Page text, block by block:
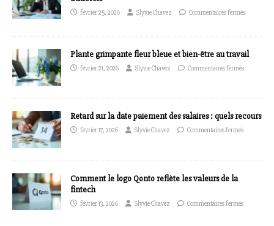
février 25, 2026 Slyvie Chavez Commentaires fermés
Plante grimpante fleur bleue et bien-être au travail
février 21, 2026 Slyvie Chavez Commentaires fermés
Retard sur la date paiement des salaires : quels recours
février 17, 2026 Slyvie Chavez Commentaires fermés
Comment le logo Qonto reflète les valeurs de la
fintech
février 13, 2026 Slyvie Chavez Commentaires fermés